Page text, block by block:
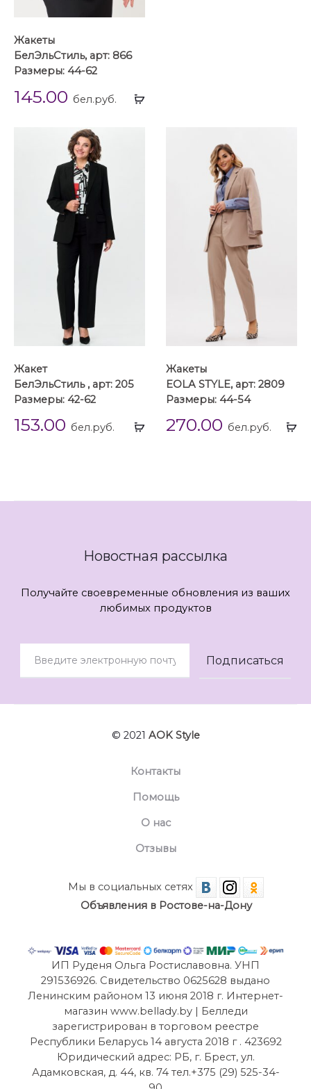
Выбрать
Жакеты
БелЭльСтиль, арт: 866
Размеры: 44-62
145.00 бел.руб.
Выбрать
Жакет
БелЭльСтиль , арт: 205
Размеры: 42-62
153.00 бел.руб.
Жакеты
EOLA STYLE, арт: 2809
Размеры: 44-54
270.00 бел.руб.
Новостная рассылка
Получайте своевременные обновления из ваших
любимых продуктов
© 2021 AOK Style
Контакты
Помощь
О нас
Отзывы
Мы в социальных сетях
Объявления в Ростове-на-Дону
ИП Руденя Ольга Ростиславовна. УНП
291536926. Свидетельство 0625628 выдано
Ленинским районом 13 июня 2018 г. Интернет-
магазин www.bellady.by | Белледи
зарегистрирован в торговом реестре
Республики Беларусь 14 августа 2018 г . 423692
Юридический адрес: РБ, г. Брест, ул.
Адамковская, д. 44, кв. 74 тел.+375 (29) 525-34-